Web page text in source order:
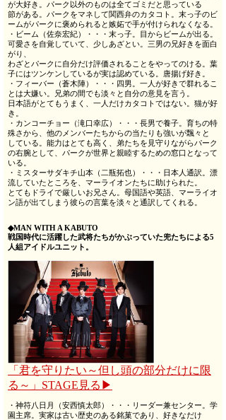
が大好き。パーク以外のものは全てゴミだと思っている
節がある。パークをマネして関西弁のカタコト。末っ子のビ
ームがパークに褒められると嫉妬で手が付けられなくなる。
・ビーム（佐奈宏紀）・・・末っ子。目からビームが出る。
可愛さを自覚していて、少しあざとい。三男の兄好きを面白
がり、
わざとパークに自分だけ評価されることをやってのける。葉
子にはツンケンしているが実は認めている。唐揚げ好き。
・フィーバー（蒼木陣）・・・四男。一人が好きで群れるこ
とは大嫌い。兄弟の間でも淡々と自分の意見を言う。
日本語がとてもうまく、一人だけカタコトではない。猫が好
き。
・カンコーチョー（滝口幸広）・・・長男で養子。育ちの特
殊さから、他のメンバーたちからの当たりも強いが飄々と
している。能力はとても高く、弟たちを見守りながらパーク
の右腕として、パークが世界と親睦するための窓口となって
いる。
・ミスターサダキチ山本（二瓶拓也）・・・日本人通訳。漂
流していたところを、マーライオンたちに助けられた。
とてもドライで厳しいお兄さん。母国語や英語、マーライオ
ン語が出てしまう彼らの言葉を淡々と通訳してくれる。
◆MAN WITH A KABUTO
戦国時代に活躍した武将たちがかぶっていた兜たちによる5
人組アイドルユニット。
「君を守りたい～但し頭の部分だけに限
る～」STAGE見る▶
・神符八日月（安西慎太郎）・・・リーダー兼センター。学
園主席。実家は古い歴史のある銘菓であり、好きなだけ